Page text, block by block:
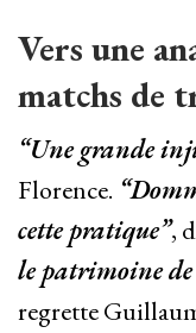
Vers une
matchs de
“Une grande
Florence.
cette pratique”,
le patrimoine
regrette